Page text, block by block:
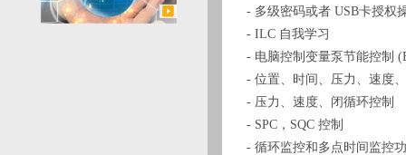
- 多级密码或者 USB卡授权
- ILC 自我学习
- 电脑控制变量泵节能控制
- 位置、时间、压力、速度
- 压力、速度、闭循环控制
- SPC，SQC 控制
- 循环监控和多点时间监控